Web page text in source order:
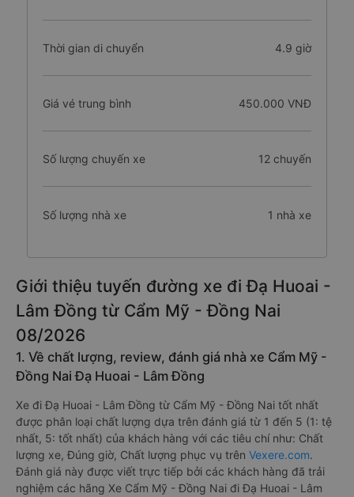
Thời gian di chuyển 4.9 giờ
Giá vé trung bình 450.000 VNĐ
Số lượng chuyến xe 12 chuyến
Số lượng nhà xe 1 nhà xe
Giới thiệu tuyến đường xe đi Đạ Huoai -
Lâm Đồng từ Cẩm Mỹ - Đồng Nai
08/2026
1. Về chất lượng, review, đánh giá nhà xe Cẩm Mỹ -
Đồng Nai Đạ Huoai - Lâm Đồng
Xe đi Đạ Huoai - Lâm Đồng từ Cẩm Mỹ - Đồng Nai tốt nhất
được phân loại chất lượng dựa trên đánh giá từ 1 đến 5 (1: tệ
nhất, 5: tốt nhất) của khách hàng với các tiêu chí như: Chất
lượng xe, Đúng giờ, Chất lượng phục vụ trên Vexere.com.
Đánh giá này được viết trực tiếp bởi các khách hàng đã trải
nghiệm các hãng Xe Cẩm Mỹ - Đồng Nai đi Đạ Huoai - Lâm